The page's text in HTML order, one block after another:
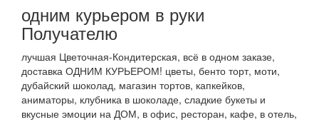
одним курьером в руки
Получателю
лучшая Цветочная-Кондитерская, всё в одном заказе,
доставка ОДНИМ КУРЬЕРОМ! цветы, бенто торт, моти,
дубайский шоколад, магазин тортов, капкейков,
аниматоры, клубника в шоколаде, сладкие букеты и
вкусные эмоции на ДОМ, в офис, ресторан, кафе, в отель,